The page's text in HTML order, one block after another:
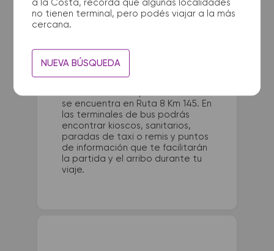
a la Costa, recordá que algunas localidades
no tienen terminal, pero podés viajar a la más
cercana.
NUEVA BÚSQUEDA
¿Dónde quedan las
terminales de micro de Villa
Maria a Capitan Sarmiento?
La terminal de ómnibus de Villa
se encuentra en Ruta 8 Km 145. En
las terminales de bus podrás
encontrar kioscos, sanitarios,
paradas de taxi o remis y puntos
de información que te facilitarán
la partida y el arribo durante tu
viaje.